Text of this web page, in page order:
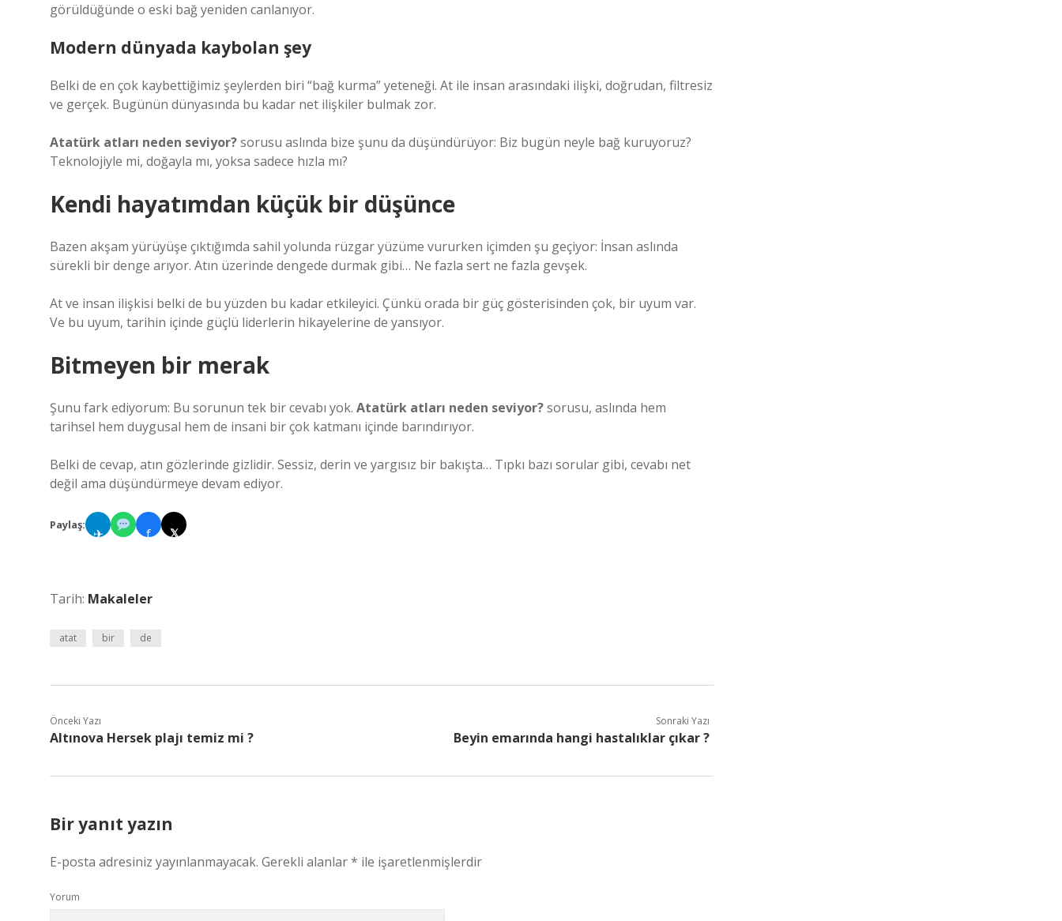
görüldüğünde o eski bağ yeniden canlanıyor.
Modern dünyada kaybolan şey
Belki de en çok kaybettiğimiz şeylerden biri “bağ kurma” yeteneği. At ile insan arasındaki ilişki, doğrudan, filtresiz
ve gerçek. Bugünün dünyasında bu kadar net ilişkiler bulmak zor.
Atatürk atları neden seviyor?sorusu aslında bize şunu da düşündürüyor: Biz bugün neyle bağ kuruyoruz?
Teknolojiyle mi, doğayla mı, yoksa sadece hızla mı?
Kendi hayatımdan küçük bir düşünce
Bazen akşam yürüyüşe çıktığımda sahil yolunda rüzgar yüzüme vururken içimden şu geçiyor: İnsan aslında
sürekli bir denge arıyor. Atın üzerinde dengede durmak gibi… Ne fazla sert ne fazla gevşek.
At ve insan ilişkisi belki de bu yüzden bu kadar etkileyici. Çünkü orada bir güç gösterisinden çok, bir uyum var.
Ve bu uyum, tarihin içinde güçlü liderlerin hikayelerine de yansıyor.
Bitmeyen bir merak
Şunu fark ediyorum: Bu sorunun tek bir cevabı yok. Atatürk atları neden seviyor?sorusu, aslında hem
tarihsel hem duygusal hem de insani bir çok katmanı içinde barındırıyor.
Belki de cevap, atın gözlerinde gizlidir. Sessiz, derin ve yargısız bir bakışta… Tıpkı bazı sorular gibi, cevabı net
değil ama düşündürmeye devam ediyor.
Paylaş:
✈ f 𝕏
Tarih: Makaleler
atat bir de
Önceki Yazı
Altınova Hersek plajı temiz mi ?
Sonraki Yazı
Beyin emarında hangi hastalıklar çıkar ?
Bir yanıt yazın
E-posta adresiniz yayınlanmayacak. Gerekli alanlar* ile işaretlenmişlerdir
Yorum